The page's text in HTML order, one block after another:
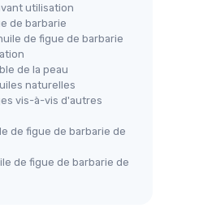
utilisation
de barbarie
de figue de barbarie
de la peau
naturelles
vis-à-vis d'autres
de figue de barbarie de
de figue de barbarie de